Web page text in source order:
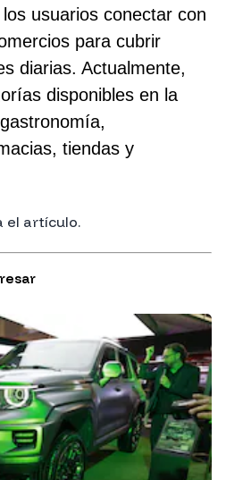
usuarios conectar con
para cubrir
diarias. Actualmente,
disponibles en la
tiendas y
el artículo.